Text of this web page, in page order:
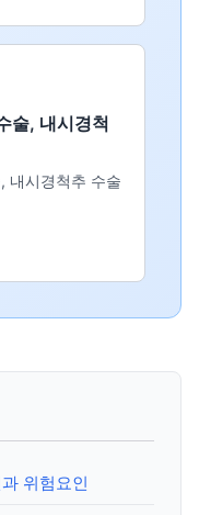
술, 내시경척
내시경척추 수술
위험요인